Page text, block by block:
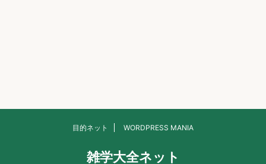
目的ネット WORDPRESS MANIA
雑学大全ネット